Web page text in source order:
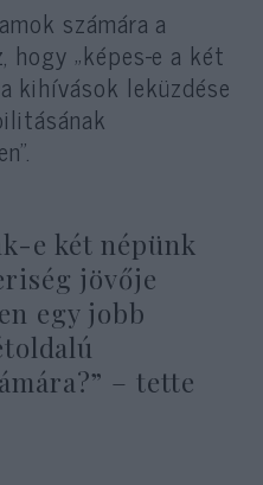
számára a
hogy „képes-e a két
kihívások leküzdése
e két népünk
jövője
egy jobb
– tette